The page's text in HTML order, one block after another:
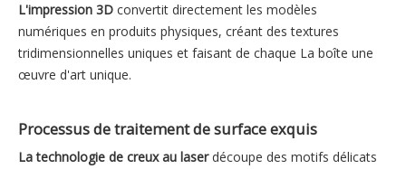
L'impression 3D convertit directement les modèles
numériques en produits physiques, créant des textures
tridimensionnelles uniques et faisant de chaque La boîte une
œuvre d'art unique.
Processus de traitement de surface exquis
La technologie de creux au laserdécoupe des motifs délicats